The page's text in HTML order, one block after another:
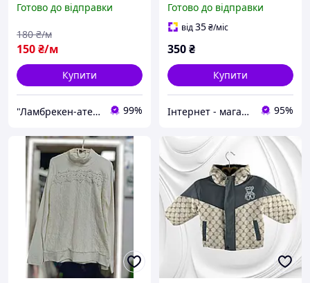
Готово до відправки
150₴/м
180 ₴/м
Купити
"Ламбрекен-ательє" - інтернет магазин тюлі та штор 99%
мереживом
Готово до відправки
від35₴/міс
350₴
Купити
Інтернет - магазин одягу та взуття Зiрочка 95%